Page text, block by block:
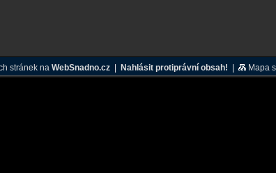
stránek na WebSnadno.cz| Nahlásit protiprávní obsah! Mapa